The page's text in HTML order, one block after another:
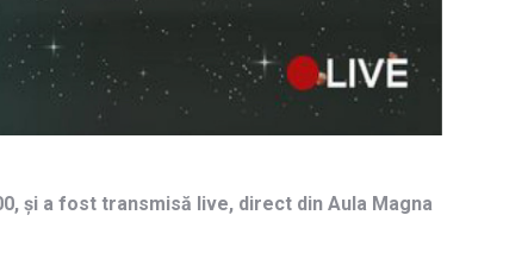
și a fost transmisă live, direct din Aula Magna